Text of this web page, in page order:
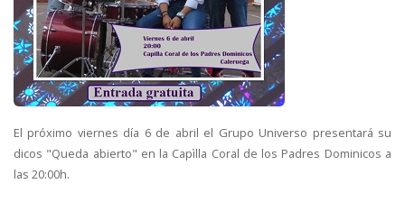
El próximo viernes día 6 de abril el Grupo Universo presentará su
dicos "Queda abierto" en la Capìlla Coral de los Padres Dominicos a
las 20:00h.